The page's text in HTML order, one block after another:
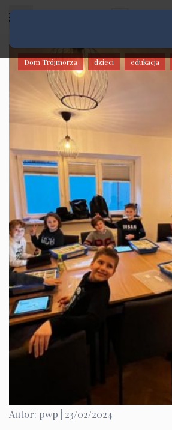
Dom Trójmorza dzieci edukacja
Autor: pwp | 23/02/2024